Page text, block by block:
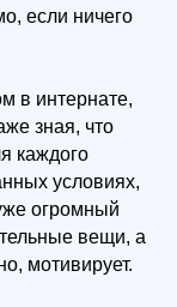
если ничего
в интернате,
зная, что
каждого
условиях,
огромный
вещи, а
мотивирует.